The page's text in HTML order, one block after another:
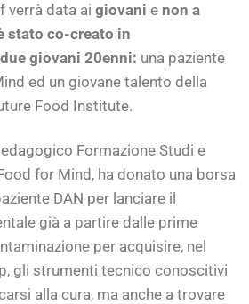
verrà data ai giovani e non a
stato co-creato in
giovani 20enni: una paziente
ed un giovane talento della
Food Institute.
Formazione Studi e
for Mind, ha donato una borsa
DAN per lanciare il
già a partire dalle prime
per acquisire, nel
gli strumenti tecnico conoscitivi
alla cura, ma anche a trovare